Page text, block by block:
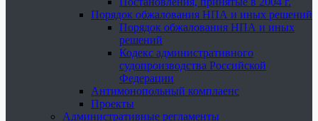
Порядок обжалования НПА и иных решений
Порядок обжалования НПА и иных
решений
Кодекс административного
судопроизводства Российской
Федерации
Антимонопольный комплаенс
Проекты
Административные регламенты